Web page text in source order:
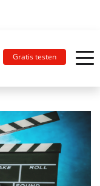
Gratis testen